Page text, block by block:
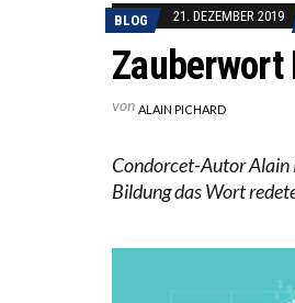
BLOG 21. DEZEMBER 2019
von ALAIN PICHARD
Condorcet-Autor Alain
Bildung das Wort